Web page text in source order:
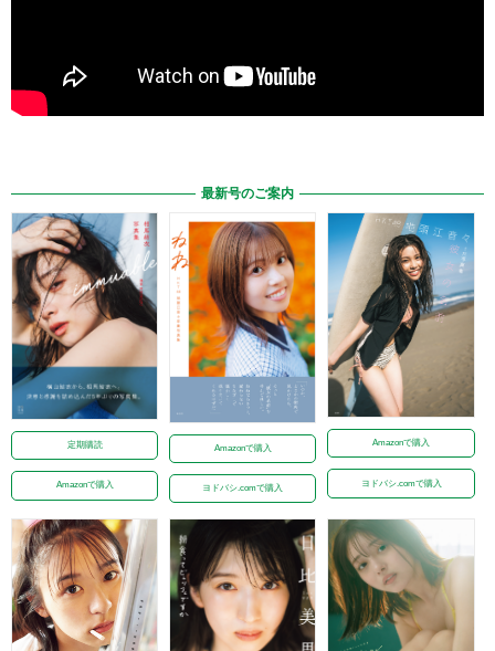
最新号のご案内
定期購読
Amazonで購入
Amazonで購入
ヨドバシ.comで購入
Amazonで購入
ヨドバシ.comで購入